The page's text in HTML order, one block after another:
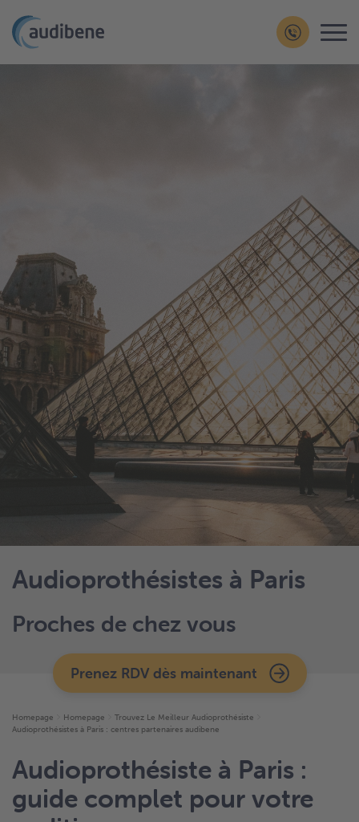
Audioprothésistes à Paris
Proches de chez vous
Prenez RDV dès maintenant
Homepage Homepage
Trouvez Le Meilleur Audioprothésiste
Audioprothésistes à Paris : centres partenaires audibene
Audioprothésiste à Paris :
guide complet pour votre